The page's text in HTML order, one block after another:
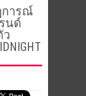
การณ์
นด์
ว